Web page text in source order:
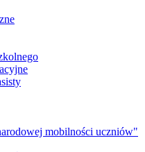
mobilności uczniów"